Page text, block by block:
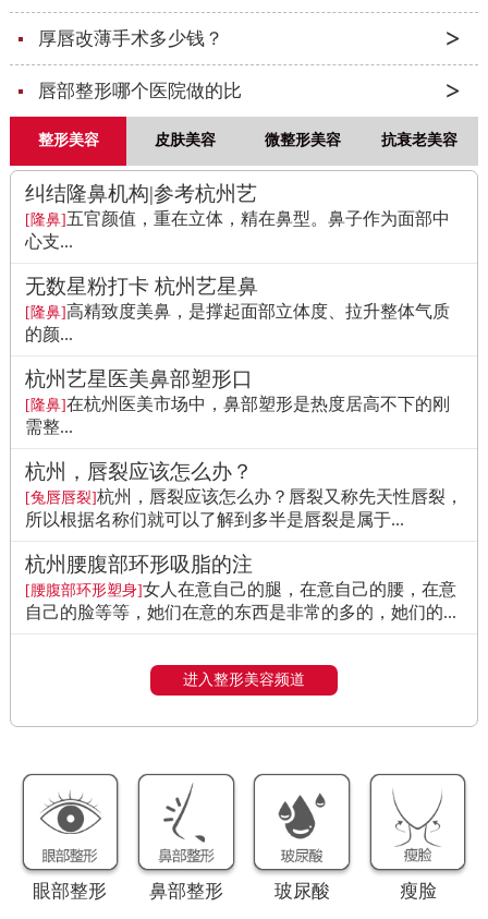
厚唇改薄手术多少钱？
唇部整形哪个医院做的比
整形美容 皮肤美容 微整形美容 抗衰老美容
纠结隆鼻机构|参考杭州艺
[隆鼻]五官颜值，重在立体，精在鼻型。鼻子作为面部中
心支...
无数星粉打卡 杭州艺星鼻
[隆鼻]高精致度美鼻，是撑起面部立体度、拉升整体气质
的颜...
杭州艺星医美鼻部塑形口
[隆鼻]在杭州医美市场中，鼻部塑形是热度居高不下的刚
需整...
杭州，唇裂应该怎么办？
[兔唇唇裂]杭州，唇裂应该怎么办？唇裂又称先天性唇裂，
所以根据名称们就可以了解到多半是唇裂是属于...
杭州腰腹部环形吸脂的注
[腰腹部环形塑身]女人在意自己的腿，在意自己的腰，在意
自己的脸等等，她们在意的东西是非常的多的，她们的...
进入整形美容频道
眼部整形 鼻部整形 玻尿酸 瘦脸